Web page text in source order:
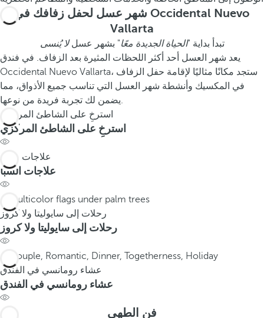
شهر عسل لحفل زفافك في Occidental Nuevo
Vallarta
تبدأ بداية "الحياة الجديدة معًا" بشهر عسللا يُنسى
يعد شهر العسل أحد أكثر اللحظات المثيرة بعد الزفاف. في فندق
Occidental Nuevo Vallarta، ستجد مكانًا مثاليًا لإقامة حفل الزفاف
في المكسيك وأنشطة شهر العسل التي تناسب جميع الأذواق، مما
يضمن لك تجربة فريدة من نوعها.
استرخِ على الشاطئ المركزي
استرخِ على الشاطئ المركزي
علاجات السبا
علاجات السبا
رحلات إلى سايوليتا ولا كروز
رحلات إلى سايوليتا ولا كروز
عشاء رومانسي في الفندق
عشاء رومانسي في الفندق
فن الطهي